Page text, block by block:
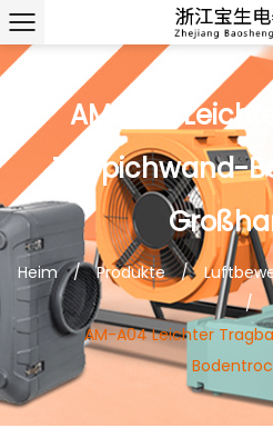
AM-A04
Teppichwand-
Heim / Produkte /
/
AM-A04 Leichter